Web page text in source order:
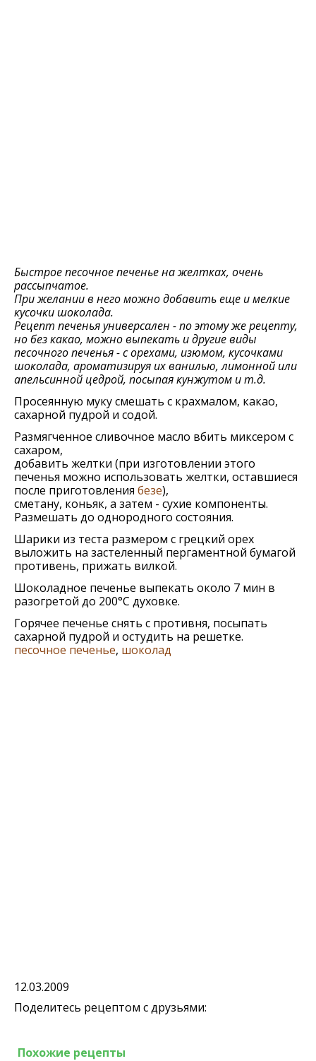
Быстрое песочное печенье на желтках, очень
рассыпчатое.
При желании в него можно добавить еще и мелкие
кусочки шоколада.
Рецепт печенья универсален - по этому же рецепту,
но без какао, можно выпекать и другие виды
песочного печенья - с орехами, изюмом, кусочками
шоколада, ароматизируя их ванилью, лимонной или
апельсинной цедрой, посыпая кунжутом и т.д.
Просеянную муку смешать с крахмалом, какао,
сахарной пудрой и содой.
Размягченное сливочное масло вбить миксером с
сахаром,
добавить желтки (при изготовлении этого
печенья можно использовать желтки, оставшиеся
после приготовления безе),
сметану, коньяк, а затем - сухие компоненты.
Размешать до однородного состояния.
Шарики из теста размером с грецкий орех
выложить на застеленный пергаментной бумагой
противень, прижать вилкой.
Шоколадное печенье выпекать около 7 мин в
разогретой до 200°С духовке.
Горячее печенье снять с противня, посыпать
сахарной пудрой и остудить на решетке.
песочное печенье, шоколад
12.03.2009
Поделитесь рецептом с друзьями:
Похожие рецепты